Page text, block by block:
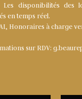
Les disponibilités des
en temps réel.
Honoraires à charge
sur RDV: